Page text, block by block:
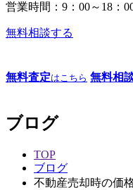
営業時間：9：00～18：
無料相談する
無料査定はこちら 無料相
ブログ
TOP
ブログ
不動産売却時の価